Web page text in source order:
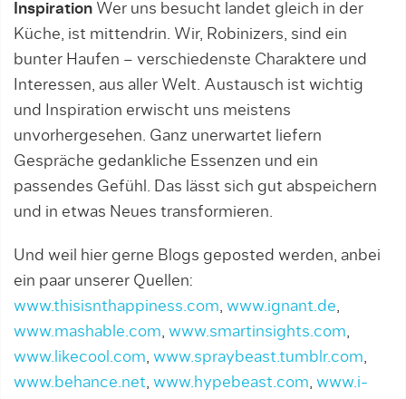
Inspiration Wer uns besucht landet gleich in der
Küche, ist mittendrin. Wir, Robinizers, sind ein
bunter Haufen – verschiedenste Charaktere und
Interessen, aus aller Welt. Austausch ist wichtig
und Inspiration erwischt uns meistens
unvorhergesehen. Ganz unerwartet liefern
Gespräche gedankliche Essenzen und ein
passendes Gefühl. Das lässt sich gut abspeichern
und in etwas Neues transformieren.
Und weil hier gerne Blogs geposted werden, anbei
ein paar unserer Quellen:
www.thisisnthappiness.com, www.ignant.de,
www.mashable.com, www.smartinsights.com,
www.likecool.com, www.spraybeast.tumblr.com,
www.behance.net, www.hypebeast.com, www.i-